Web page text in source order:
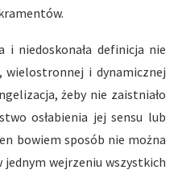
i niedoskonała definicja nie
wielostronnej i dynamicznej
żeby nie zaistniało
osłabienia jej sensu lub
bowiem sposób nie można
wejrzeniu wszystkich